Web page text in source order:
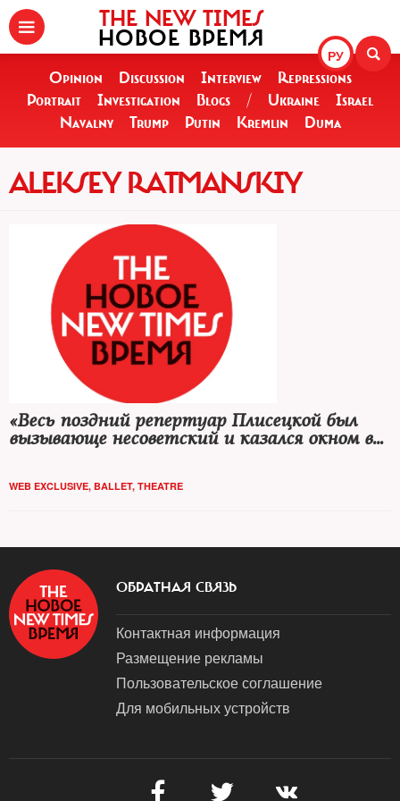
РУ
THE NEW TIMES
НОВОЕ ВРЕМЯ
Opinion Discussion Interview
Repressions
Portrait
Investigation Blogs / Ukraine
Israel
Navalny
Trump Putin Kremlin Duma
ALEKSEY RATMANSKIY
«Весь поздний репертуар Плисецкой был
вызывающе несоветский и казался окном в
WEB EXCLUSIVE, BALLET, THEATRE
ОБРАТНАЯ СВЯЗЬ
Контактная информация
Размещение рекламы
Пользовательское соглашение
Для мобильных устройств